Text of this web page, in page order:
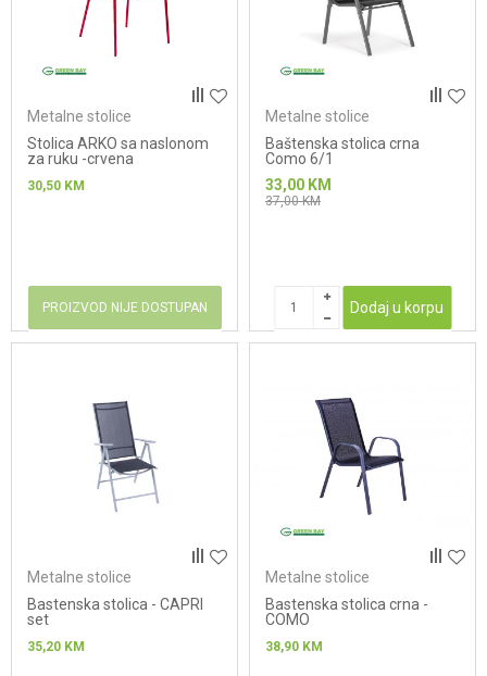
Metalne stolice
Stolica ARKO sa naslonom
za ruku -crvena
30,50 KM
PROIZVOD NIJE DOSTUPAN
Metalne stolice
Baštenska stolica crna
Como 6/1
33,00 KM
37,00KM
Dodaj u korpu
Metalne stolice
Bastenska stolica - CAPRI
set
35,20 KM
Metalne stolice
Bastenska stolica crna -
COMO
38,90 KM